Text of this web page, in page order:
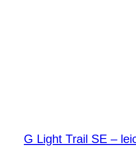
G Light Trail SE –